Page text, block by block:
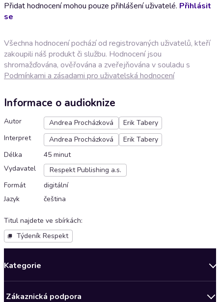
Přidat hodnocení mohou pouze přihlášení uživatelé. Přihlásit
se
Všechna hodnocení pochází od registrovaných uživatelů, kteří
zakoupili náš produkt či službu. Hodnocení jsou
shromažďována, ověřována a zveřejňována v souladu s
Podmínkami a zásadami pro uživatelská hodnocení
Informace o audioknize
Autor Andrea Procházková
Erik Tabery
Interpret
Andrea Procházková
Erik Tabery
Délka
45 minut
Vydavatel
Respekt Publishing a.s.
Formát
digitální
Jazyk
čeština
Titul najdete ve sbírkách:
Týdeník Respekt
Kategorie
Zákaznická podpora